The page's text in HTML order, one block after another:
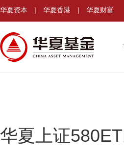
华夏资本 | 华夏香港 | 华夏财富
华夏上证